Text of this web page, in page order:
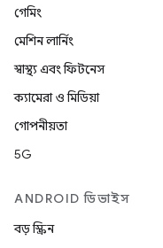
গেমিং
মেশিন লার্নিং
স্বাস্থ্য এবং ফিটনেস
ক্যামেরা ও মিডিয়া
গোপনীয়তা
5G
ANDROID ডিভাইস
বড় স্ক্রিন